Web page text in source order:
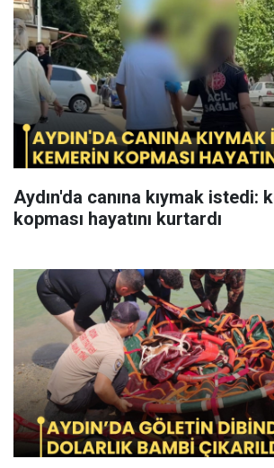
Aydın'da canına kıymak istedi:
kopması hayatını kurtardı